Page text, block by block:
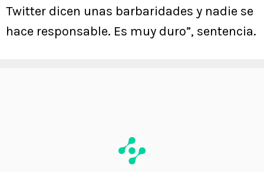
Twitter dicen unas barbaridades y nadie se
hace responsable. Es muy duro”, sentencia.